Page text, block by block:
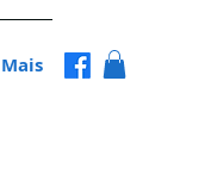
Mais